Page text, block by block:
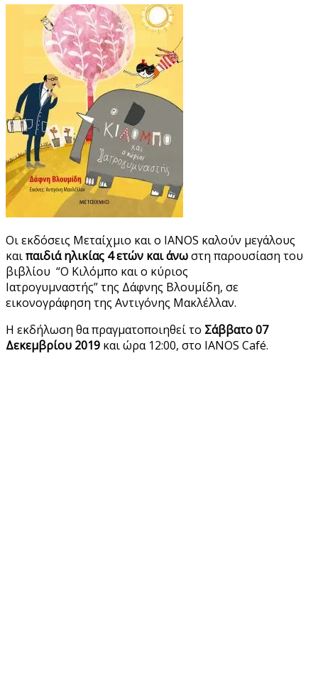
Οι εκδόσεις Μεταίχμιο και ο IANOS καλούν μεγάλους
καιπαιδιά ηλικίας 4 ετών και άνωστη παρουσίαση του
βιβλίου “Ο Κιλόμπο και ο κύριος
Ιατρογυμναστής” της Δάφνης Βλουμίδη, σε
εικονογράφηση της Αντιγόνης Μακλέλλαν.
Η εκδήλωση θα πραγματοποιηθεί το Σάββατο 07
Δεκεμβρίου 2019 και ώρα 12:00, στο IANOS Café.